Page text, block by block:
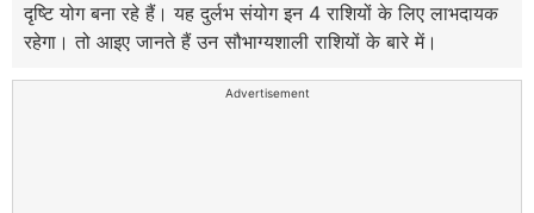
दृष्टि योग बना रहे हैं। यह दुर्लभ संयोग इन 4 राशियों के लिए लाभदायक
रहेगा। तो आइए जानते हैं उन सौभाग्यशाली राशियों के बारे में।
Advertisement